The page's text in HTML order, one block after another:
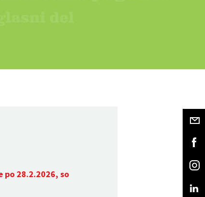
28.2.2026, so